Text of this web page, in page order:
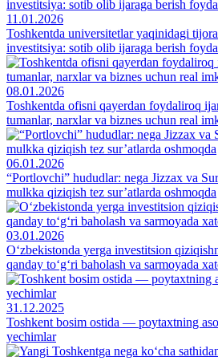
11.01.2026
Toshkentda universitetlar yaqinidagi
investitsiya: sotib olib ijaraga berish
08.01.2026
Toshkentda ofisni qayerdan foydaliroq
tumanlar, narxlar va biznes uchun real
06.01.2026
“Portlovchi” hududlar: nega Jizzax va
mulkka qiziqish tez sur’atlarda oshmoqda
03.01.2026
O‘zbekistonda yerga investitsion
qanday to‘g‘ri baholash va sarmoyada
31.12.2025
Toshkent bosim ostida — poytaxtning
yechimlar